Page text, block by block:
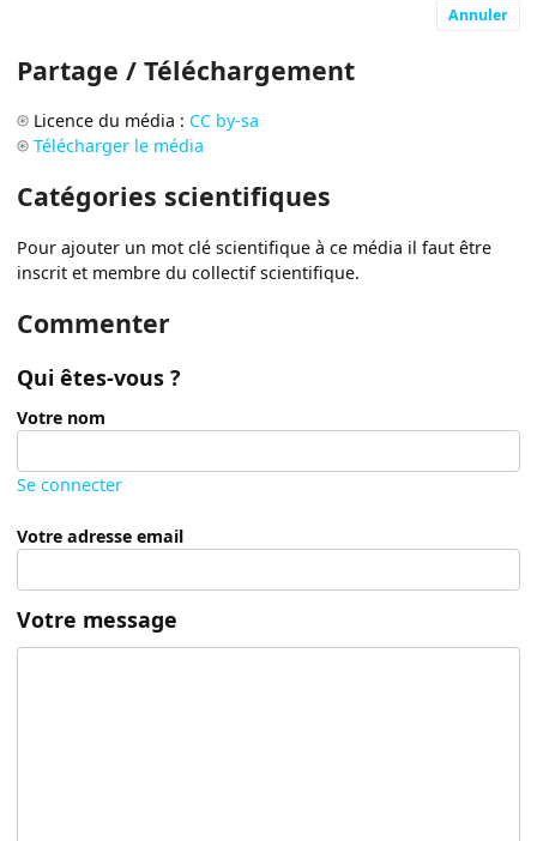
Annuler
Partage / Téléchargement
Licence du média : CC by-sa
Télécharger le média
Catégories scientifiques
Pour ajouter un mot clé scientifique à ce média il faut être
inscrit et membre du collectif scientifique.
Commenter
Qui êtes-vous ?
Votre nom
Se connecter
Votre adresse email
Votre message